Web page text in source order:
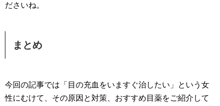
ださいね。
まとめ
今回の記事では「目の充血をいますぐ治したい」という女
性にむけて、その原因と対策、おすすめ目薬をご紹介して